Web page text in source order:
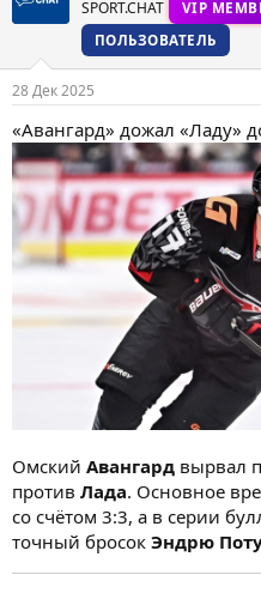
е
м
ы
н
а
ч
л
а
SPORT.CHAT VIP
ПОЛЬЗОВАТЕЛЬ
28 Дек 2025
«Авангард» дожал «Ладу»
Омский Авангард вырвал
против Лада. Основное
со счётом 3:3, а в серии
точный бросок Эндрю